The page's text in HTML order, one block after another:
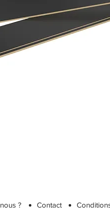
? Contact